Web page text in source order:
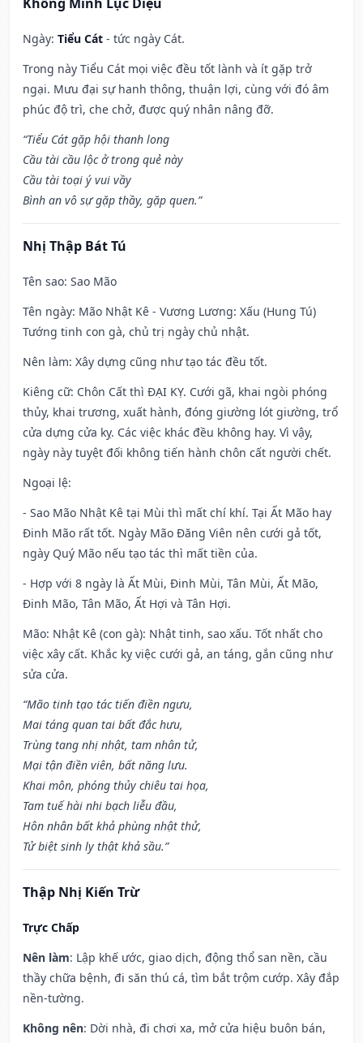
Ngày: Tiểu Cát - tức ngày Cát.
Trong này Tiểu Cát mọi việc đều tốt lành và ít gặp trở
ngại. Mưu đại sự hanh thông, thuận lợi, cùng với đó âm
phúc độ trì, che chở, được quý nhân nâng đỡ.
“Tiểu Cát gặp hội thanh long
Cầu tài cầu lộc ở trong quẻ này
Cầu tài toại ý vui vầy
Bình an vô sự gặp thầy, gặp quen.”
Nhị Thập Bát Tú
Tên sao: Sao Mão
Tên ngày: Mão Nhật Kê - Vương Lương: Xấu (Hung Tú)
Tướng tinh con gà, chủ trị ngày chủ nhật.
Nên làm: Xây dựng cũng như tạo tác đều tốt.
Kiêng cữ: Chôn Cất thì ĐẠI KỴ. Cưới gã, khai ngòi phóng
thủy, khai trương, xuất hành, đóng giường lót giường, trổ
cửa dựng cửa kỵ. Các việc khác đều không hay. Vì vậy,
ngày này tuyệt đối không tiến hành chôn cất người chết.
Ngoại lệ:
- Sao Mão Nhật Kê tại Mùi thì mất chí khí. Tại Ất Mão hay
Đinh Mão rất tốt. Ngày Mão Đăng Viên nên cưới gả tốt,
ngày Quý Mão nếu tạo tác thì mất tiền của.
- Hợp với 8 ngày là Ất Mùi, Đinh Mùi, Tân Mùi, Ất Mão,
Đinh Mão, Tân Mão, Ất Hợi và Tân Hợi.
Mão: Nhật Kê (con gà): Nhật tinh, sao xấu. Tốt nhất cho
việc xây cất. Khắc kỵ việc cưới gả, an táng, gắn cũng như
sửa cửa.
“Mão tinh tạo tác tiến điền ngưu,
Mai táng quan tai bất đắc hưu,
Trùng tang nhị nhật, tam nhân tử,
Mại tận điền viên, bất năng lưu.
Khai môn, phóng thủy chiêu tai họa,
Tam tuế hài nhi bạch liễu đầu,
Hôn nhân bất khả phùng nhật thử,
Tử biệt sinh ly thật khả sầu.”
Thập Nhị Kiến Trừ
Trực Chấp
Nên làm: Lập khế ước, giao dịch, động thổ san nền, cầu
thầy chữa bệnh, đi săn thú cá, tìm bắt trộm cướp. Xây đắp
nền-tường.
Không nên: Dời nhà, đi chơi xa, mở cửa hiệu buôn bán,